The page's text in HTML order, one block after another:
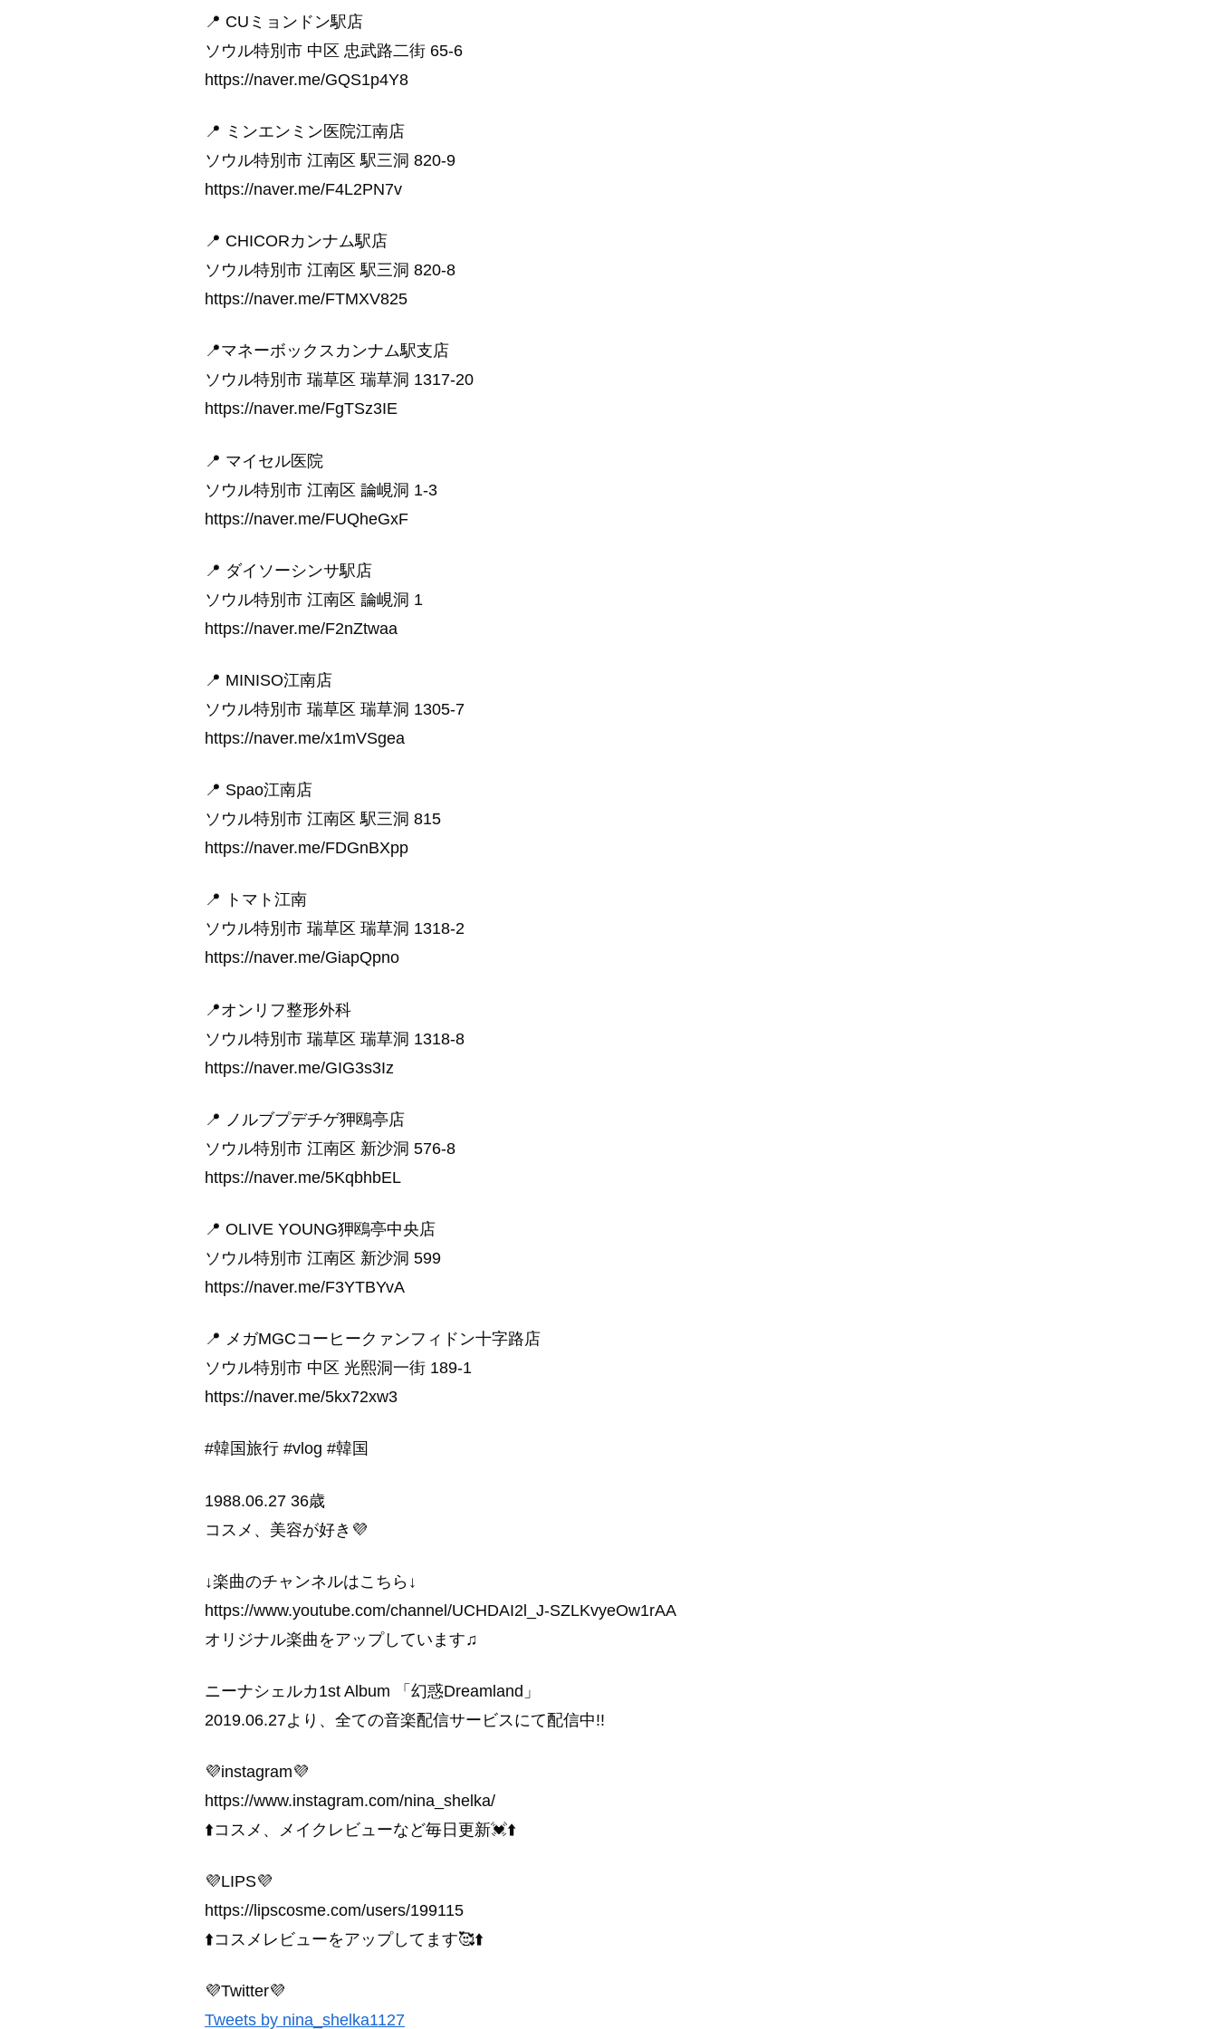
📍 CUミョンドン駅店
ソウル特別市 中区 忠武路二街 65-6
https://naver.me/GQS1p4Y8
📍 ミンエンミン医院江南店
ソウル特別市 江南区 駅三洞 820-9
https://naver.me/F4L2PN7v
📍 CHICORカンナム駅店
ソウル特別市 江南区 駅三洞 820-8
https://naver.me/FTMXV825
📍マネーボックスカンナム駅支店
ソウル特別市 瑞草区 瑞草洞 1317-20
https://naver.me/FgTSz3IE
📍 マイセル医院
ソウル特別市 江南区 論峴洞 1-3
https://naver.me/FUQheGxF
📍 ダイソーシンサ駅店
ソウル特別市 江南区 論峴洞 1
https://naver.me/F2nZtwaa
📍 MINISO江南店
ソウル特別市 瑞草区 瑞草洞 1305-7
https://naver.me/x1mVSgea
📍 Spao江南店
ソウル特別市 江南区 駅三洞 815
https://naver.me/FDGnBXpp
📍 トマト江南
ソウル特別市 瑞草区 瑞草洞 1318-2
https://naver.me/GiapQpno
📍オンリフ整形外科
ソウル特別市 瑞草区 瑞草洞 1318-8
https://naver.me/GIG3s3Iz
📍 ノルブプデチゲ狎鴎亭店
ソウル特別市 江南区 新沙洞 576-8
https://naver.me/5KqbhbEL
📍 OLIVE YOUNG狎鴎亭中央店
ソウル特別市 江南区 新沙洞 599
https://naver.me/F3YTBYvA
📍 メガMGCコーヒークァンフィドン十字路店
ソウル特別市 中区 光熙洞一街 189-1
https://naver.me/5kx72xw3
#韓国旅行 #vlog #韓国
1988.06.27 36歳
コスメ、美容が好き💜
↓楽曲のチャンネルはこちら↓
https://www.youtube.com/channel/UCHDAI2l_J-SZLKvyeOw1rAA
オリジナル楽曲をアップしています♫
ニーナシェルカ1st Album 「幻惑Dreamland」
2019.06.27より、全ての音楽配信サービスにて配信中!!
💜instagram💜
https://www.instagram.com/nina_shelka/
⬆️コスメ、メイクレビューなど毎日更新💓⬆️
💜LIPS💜
https://lipscosme.com/users/199115
⬆️コスメレビューをアップしてます🥰⬆️
💜Twitter💜
Tweets by nina_shelka1127